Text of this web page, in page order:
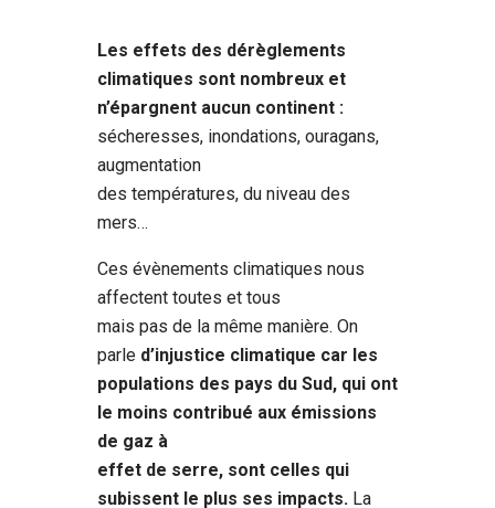
Les effets des dérèglements
climatiques sont nombreux et
n’épargnent aucun continent :
sécheresses, inondations, ouragans,
augmentation
des températures, du niveau des
mers…
Ces évènements climatiques nous
affectent toutes et tous
mais pas de la même manière. On
parle d’injustice climatique car les
populations des pays du Sud, qui ont
le moins contribué aux émissions
de gaz à
effet de serre, sont celles qui
subissent le plus ses impacts. La